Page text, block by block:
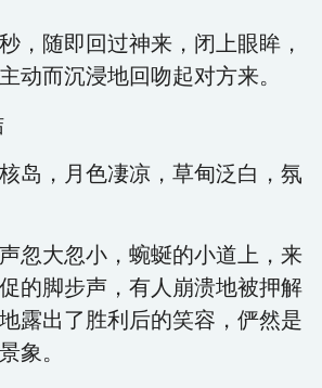
，随即回过神来，闭上眼眸，
动而沉浸地回吻起对方来。
岛，月色凄凉，草甸泛白，氛
忽大忽小，蜿蜒的小道上，来
的脚步声，有人崩溃地被押解
露出了胜利后的笑容，俨然是
象。